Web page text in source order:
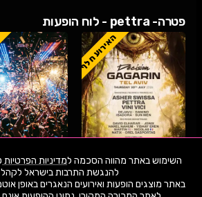
השימוש באתר מהווה הסכמה למדיניות הפרטיות
באתר מוצגים הופעות ואירועים הנאגרים באופן
פטרה- pettra - לוח הופעות
האירוע חלף
30.7.26 שישי